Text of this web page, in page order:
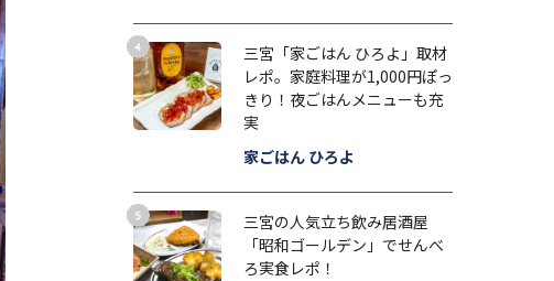
三宮「家ごはん ひろよ」取材
レポ。家庭料理が1,000円ぽっ
きり！夜ごはんメニューも充
実
家ごはん ひろよ
三宮の人気立ち飲み居酒屋
「昭和ゴールデン」でせんべ
ろ実食レポ！